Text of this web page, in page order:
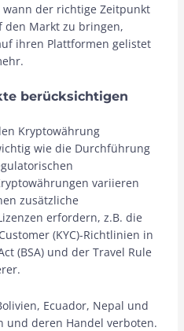
der richtige Zeitpunkt
den Markt zu bringen,
ihren Plattformen gelistet
berücksichtigen
Kryptowährung
wie die Durchführung
variieren
zusätzliche
erfordern, z.B. die
(KYC)-Richtlinien in
(BSA) und der Travel Rule
Ecuador, Nepal und
und deren Handel verboten.